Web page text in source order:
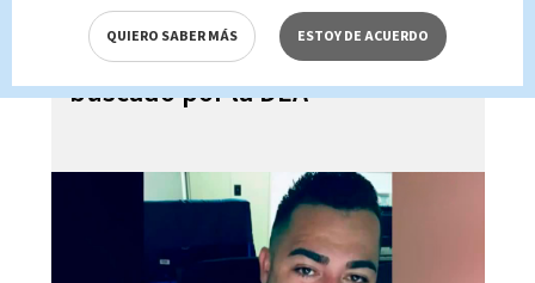
Oficial entrenado por EU
resulta ser narcotraficante
buscado por la DEA
QUIERO SABER MÁS ESTOY DE ACUERDO